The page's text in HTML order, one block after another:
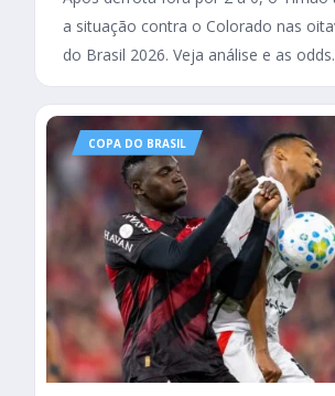
a situação contra o Colorado nas
do Brasil 2026. Veja análise e as odds.
COPA DO BRASIL